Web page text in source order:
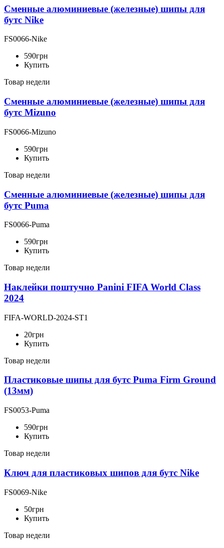
Сменные алюминиевые (железные) шипы для
бутс Nike
FS0066-Nike
590грн
Купить
Товар недели
Сменные алюминиевые (железные) шипы для
бутс Mizuno
FS0066-Mizuno
590грн
Купить
Товар недели
Сменные алюминиевые (железные) шипы для
бутс Puma
FS0066-Puma
590грн
Купить
Товар недели
Наклейки поштучно Panini FIFA World Class
2024
FIFA-WORLD-2024-ST1
20грн
Купить
Товар недели
Пластиковые шипы для бутс Puma Firm Ground
(13мм)
FS0053-Puma
590грн
Купить
Товар недели
Ключ для пластиковых шипов для бутс Nike
FS0069-Nike
50грн
Купить
Товар недели